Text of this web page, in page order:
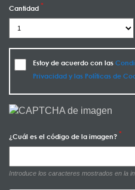
Cantidad
Estoy de acuerdo con las
Privacidad y las Políticas de
¿Cuál es el código de la imagen?
Introduce los caracteres mostrados en la